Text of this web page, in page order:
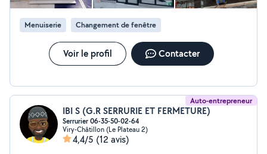
Menuiserie Changement de fenêtre
Voir le profil Contacter
Auto-entrepreneur
IBI S (G.R SERRURIE ET FERMETURE)
Serrurier 06-35-50-02-64
Viry-Châtillon (Le Plateau 2)
4,4/5 (12 avis)